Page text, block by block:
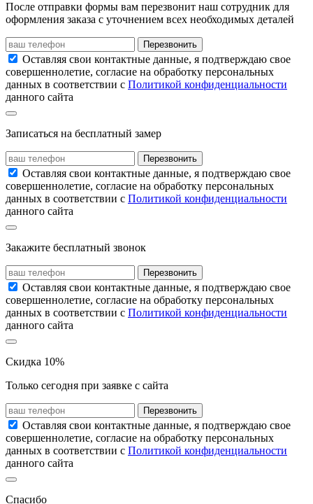
После отправки формы вам перезвонит наш сотрудник для
оформления заказа с уточнением всех необходимых деталей
Перезвонить
Оставляя свои контактные данные, я подтверждаю свое
совершеннолетие, согласие на обработку персональных
данных в соответствии с Политикой конфиденциальности
данного сайта
Записаться на бесплатный замер
Перезвонить
Оставляя свои контактные данные, я подтверждаю свое
совершеннолетие, согласие на обработку персональных
данных в соответствии с Политикой конфиденциальности
данного сайта
Закажите бесплатный звонок
Перезвонить
Оставляя свои контактные данные, я подтверждаю свое
совершеннолетие, согласие на обработку персональных
данных в соответствии с Политикой конфиденциальности
данного сайта
Скидка 10%
Только сегодня при заявке с сайта
Перезвонить
Оставляя свои контактные данные, я подтверждаю свое
совершеннолетие, согласие на обработку персональных
данных в соответствии с Политикой конфиденциальности
данного сайта
Спасибо